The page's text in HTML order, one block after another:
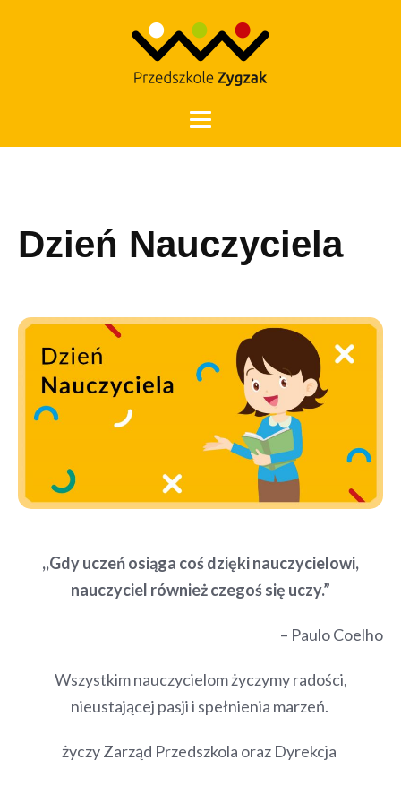
Dzień Nauczyciela
,,Gdy uczeń osiąga coś dzięki nauczycielowi,
nauczyciel również czegoś się uczy.”
– Paulo Coelho
Wszystkim nauczycielom życzymy radości,
nieustającej pasji i spełnienia marzeń.
życzy Zarząd Przedszkola oraz Dyrekcja